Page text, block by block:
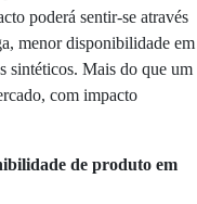
poderá sentir-se através
menor disponibilidade em
sintéticos. Mais do que um
com impacto
de produto em